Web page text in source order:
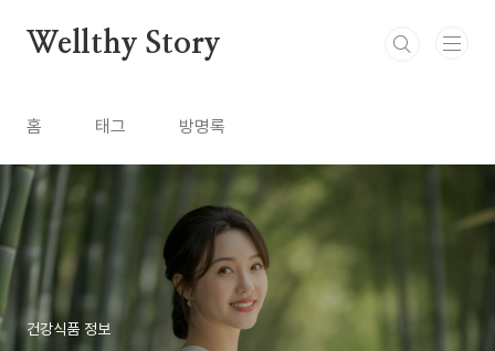
Wellthy Story
홈 태그 방명록
건강식품 정보